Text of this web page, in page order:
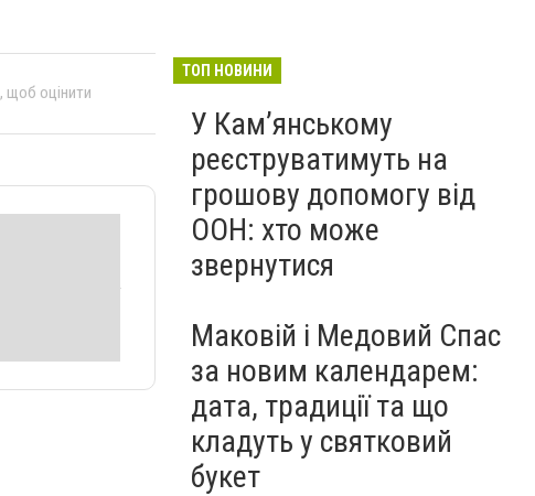
, щоб оцінити
ТОП НОВИНИ
У Кам’янському
реєструватимуть на
грошову допомогу від
ООН: хто може
звернутися
Маковій і Медовий Спас
за новим календарем:
дата, традиції та що
кладуть у святковий
букет